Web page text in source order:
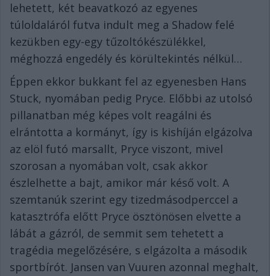
lehetett, két beavatkozó az egyenes
túloldaláról futva indult meg a Shadow felé
kezükben egy-egy tűzoltókészülékkel,
méghozzá engedély és körültekintés nélkül…
Éppen ekkor bukkant fel az egyenesben Hans
Stuck, nyomában pedig Pryce. Előbbi az utolsó
pillanatban még képes volt reagálni és
elrántotta a kormányt, így is kishíján elgázolva
az elöl futó marsallt, Pryce viszont, mivel
szorosan a nyomában volt, csak akkor
észlelhette a bajt, amikor már késő volt. A
szemtanúk szerint egy tizedmásodperccel a
katasztrófa előtt Pryce ösztönösen elvette a
lábát a gázról, de semmit sem tehetett a
tragédia megelőzésére, s elgázolta a második
sportbírót. Jansen van Vuuren azonnal meghalt,